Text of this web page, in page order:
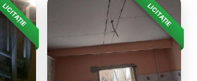
LICITAȚIE LICITAȚIE